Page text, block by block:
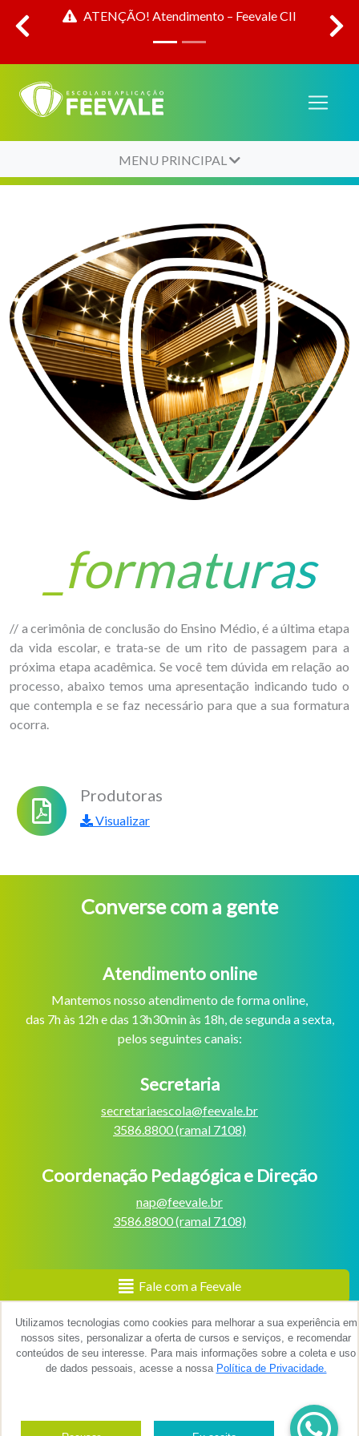
a ATENÇÃO! Atendimento – Feevale CII
Utilizamos tecnologias como cookies para melhorar a sua experiência em
nossos sites, personalizar a oferta de cursos e serviços, e recomendar
conteúdos de seu interesse. Para mais informações sobre a coleta e uso
de dados pessoais, acesse a nossa Política de Privacidade.
MENU PRINCIPAL
formaturas
// a cerimônia de conclusão do Ensino Médio, é a última etapa
da vida escolar, e trata-se de um rito de passagem para a
próxima etapa acadêmica. Se você tem dúvida em relação ao
processo, abaixo temos uma apresentação indicando tudo o
que contempla e se faz necessário para que a sua formatura
ocorra.
Produtoras
Visualizar
Converse com a gente
Atendimento online
Mantemos nosso atendimento de forma online,
das 7h às 12h e das 13h30min às 18h, de segunda a sexta,
pelos seguintes canais:
Secretaria
secretariaescola@feevale.br
3586.8800 (ramal 7108)
Coordenação Pedagógica e Direção
nap@feevale.br
3586.8800 (ramal 7108)
Fale com a Feevale
Av. Dr. Maurício Cardoso, 510 - Bairro Hamburgo Velho,
Novo Hamburgo/RS.
(51) 3586.8800, ramais 7108 e 7112.